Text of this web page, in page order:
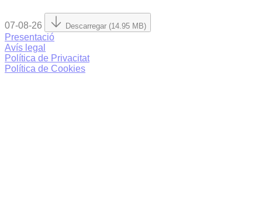
07-08-26 Descarregar (14.95 MB)
Presentació
Avís legal
Política de Privacitat
Política de Cookies